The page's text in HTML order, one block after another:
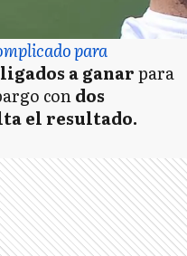
para
a ganarpara
condos
el resultado.